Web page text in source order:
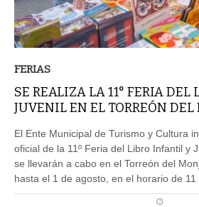
FERIAS
SE REALIZA LA 11° FERIA
JUVENIL EN EL TORREÓN DEL
El Ente Municipal de Turismo y Cultura
oficial de la 11º Feria del Libro Infantil y
se llevarán a cabo en el Torreón del
hasta el 1 de agosto, en el horario de 11